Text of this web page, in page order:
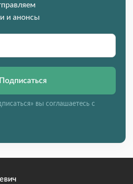
и анонсы
Подписаться
вы соглашаетесь с